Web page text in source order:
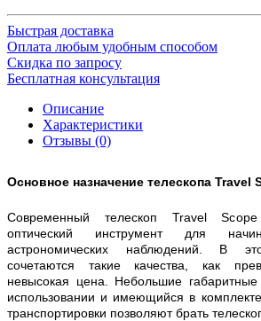
Быстрая доставка
Оплата любым удобным способом
Скидка по запросу
Бесплатная консультация
Описание
Характеристики
Отзывы (0)
Основное назначение телескопа Travel
Современный телескоп Travel
оптический инструмент для
астрономических наблюдений. В
сочетаются такие качества, как
невысокая цена. Небольшие
использовании и имеющийся в
транспортировки позволяют брать